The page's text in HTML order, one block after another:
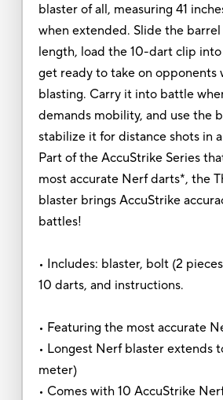
blaster of all, measuring 41
when extended. Slide the
length, load the 10-dart clip
get ready to take on
blasting. Carry it into battle
demands mobility, and use the
stabilize it for distance shots in
Part of the AccuStrike Series
most accurate Nerf darts*, the
blaster brings AccuStrike
battles!
• Includes: blaster, bolt (2
10 darts, and instructions.
• Featuring the most accurate
• Longest Nerf blaster extends
meter)
• Comes with 10 AccuStrike